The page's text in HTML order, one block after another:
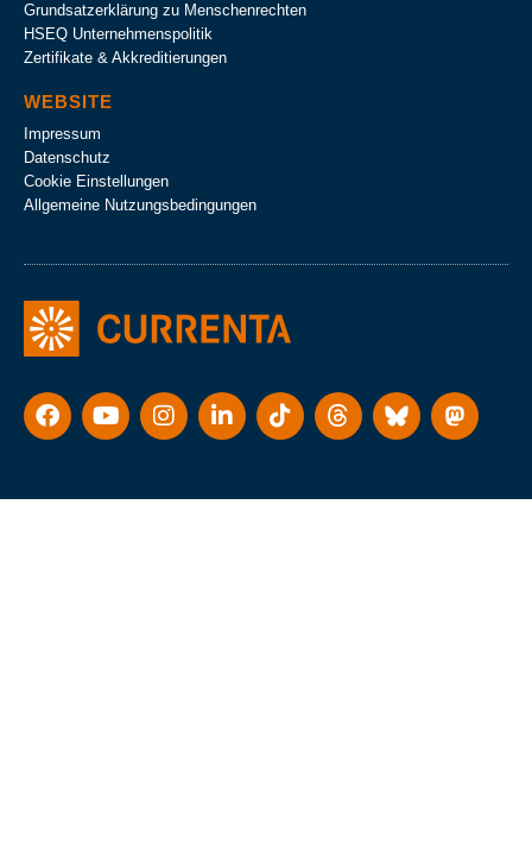
Grundsatzerklärung zu Menschenrechten
HSEQ Unternehmens­politik
Zertifikate & Akkreditierungen
WEBSITE
Impressum
Datenschutz
Cookie Einstellungen
Allgemeine Nutzungsbedingungen
Consent Management Platform von Real Cookie Banner